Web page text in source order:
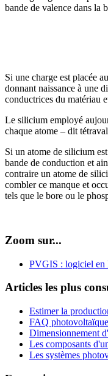
bande de valence dans la
Si une charge est placée
donnant naissance à une
conductrices du matériau
Le silicium employé
chaque atome – dit
Si un atome de silicium
bande de conduction et
contraire un atome de
combler ce manque et
tels que le bore ou le
Zoom sur...
PVGIS : logiciel en
Articles les plus
Estimer la
FAQ photovoltaïque
Dimensionnement
Les composants
Les systèmes